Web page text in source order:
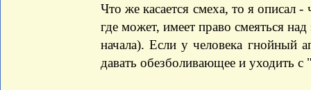
Что же касается смеха, то я описал
где может, имеет право смеяться
начала). Если у человека гнойный
давать обезболивающее и уходить